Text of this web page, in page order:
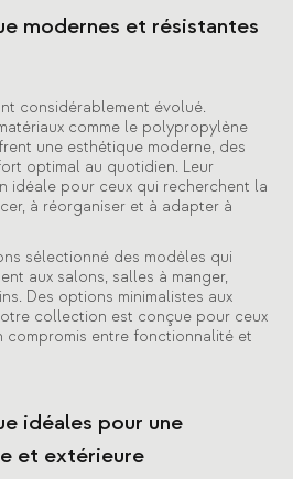
modernes et résistantes
considérablement évolué.
comme le polypropylène
une esthétique moderne, des
optimal au quotidien. Leur
idéale pour ceux qui recherchent la
à réorganiser et à adapter à
sélectionné des modèles qui
aux salons, salles à manger,
Des options minimalistes aux
collection est conçue pour ceux
compromis entre fonctionnalité et
idéales pour une
et extérieure